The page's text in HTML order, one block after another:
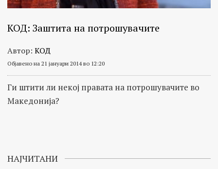
КОД: Заштита на потрошувачите
Автор: КОД
Објавено на 21 јануари 2014 во 12:20
Ги штити ли некој правата на потрошувачите во
Македонија?
НАЈЧИТАНИ